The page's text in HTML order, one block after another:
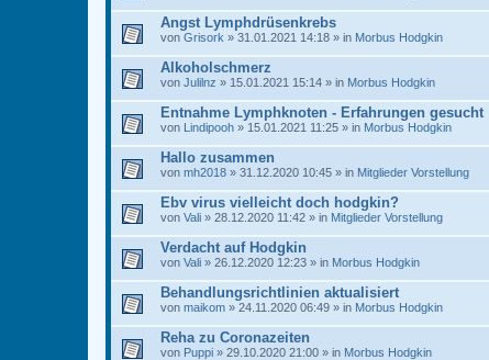
Angst Lymphdrüsenkrebs
von Grisork » 31.01.2021 14:18 » in Morbus Hodgkin
Alkoholschmerz
von Julilnz » 15.01.2021 15:14 » in Morbus Hodgkin
Entnahme Lymphknoten - Erfahrungen gesucht
von Lindipooh » 15.01.2021 11:25 » in Morbus Hodgkin
Hallo zusammen
von mh2018 » 31.12.2020 10:45 » in Mitglieder Vorstellung
Ebv virus vielleicht doch hodgkin?
von Vali » 28.12.2020 11:42 » in Mitglieder Vorstellung
Verdacht auf Hodgkin
von Vali » 26.12.2020 12:23 » in Morbus Hodgkin
Behandlungsrichtlinien aktualisiert
von maikom » 24.11.2020 06:49 » in Morbus Hodgkin
Reha zu Coronazeiten
von Puppi » 29.10.2020 21:00 » in Morbus Hodgkin